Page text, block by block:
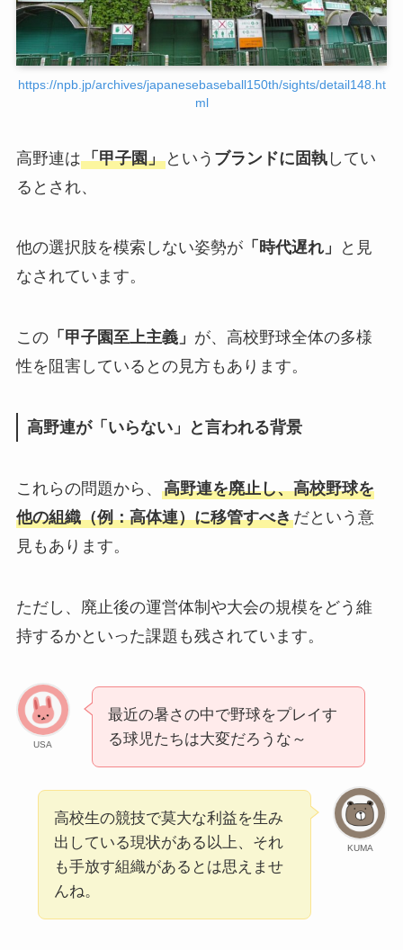
https://npb.jp/archives/japanesebaseball150th/sights/detail148.ht
ml
高野連は「甲子園」という ブランドに固執してい
るとされ、
他の選択肢を模索しない姿勢が「時代遅れ」
と見
なされています。
この「甲子園至上主義」 が、高校野球全体の多様
性を阻害しているとの見方もあります。
高野連が「いらない」と言われる背景
これらの問題から、 高野連を廃止し、高校野球を
他の組織（例：高体連）に移管すべきだという意
見もあります。
ただし、廃止後の運営体制や大会の規模をどう維
持するかといった課題も残されています。
USA
最近の暑さの中で野球をプレイす
る球児たちは大変だろうな～
KUMA
高校生の競技で莫大な利益を生み
出している現状がある以上、それ
も手放す組織があるとは思えませ
んね。